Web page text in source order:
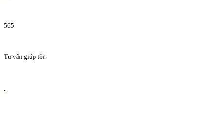
565
Tư vấn giúp tôi